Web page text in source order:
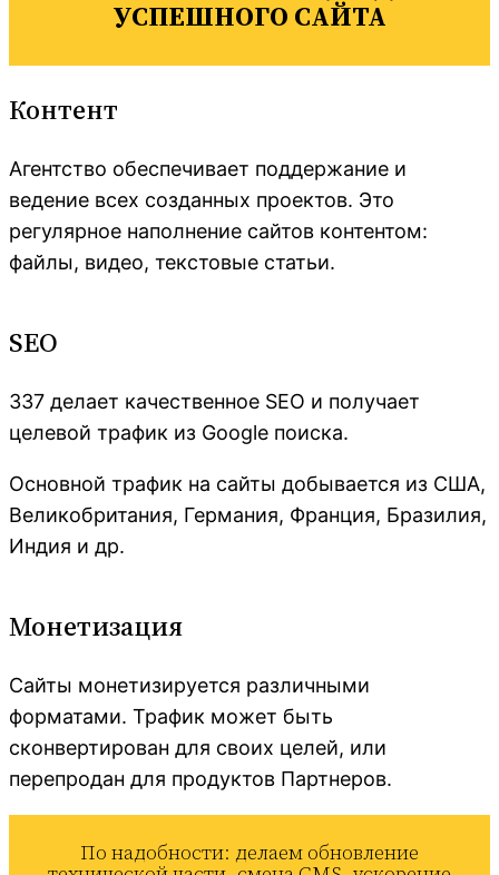
УСПЕШНОГО САЙТА
Контент
Агентство обеспечивает поддержание и
ведение всех созданных проектов. Это
регулярное наполнение сайтов контентом:
файлы, видео, текстовые статьи.
SEO
337 делает качественное SEO и получает
целевой трафик из Google поиска.
Основной трафик на сайты добывается из США,
Великобритания, Германия, Франция, Бразилия,
Индия и др.
Монетизация
Сайты монетизируется различными
форматами. Трафик может быть
сконвертирован для своих целей, или
перепродан для продуктов Партнеров.
По надобности: делаем обновление